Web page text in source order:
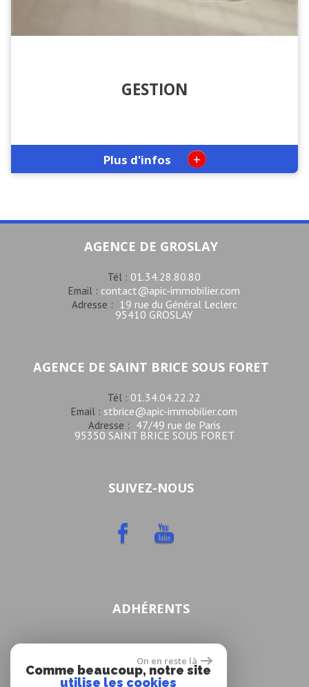
GESTION
Plus d'infos +
AGENCE DE GROSLAY
Tél : 01.34.28.80.80
Email : contact@apic-immobilier.com
Adresse : 19 rue du Général Leclerc
95410 GROSLAY
AGENCE DE SAINT BRICE SOUS FORET
Tél : 01.34.04.22.22
Email : stbrice@apic-immobilier.com
Adresse : 47/49 rue de Paris
95350 SAINT BRICE SOUS FORET
SUIVEZ-NOUS
ADHÉRENTS
On en reste là
Comme beaucoup, notre site
utilise les cookies